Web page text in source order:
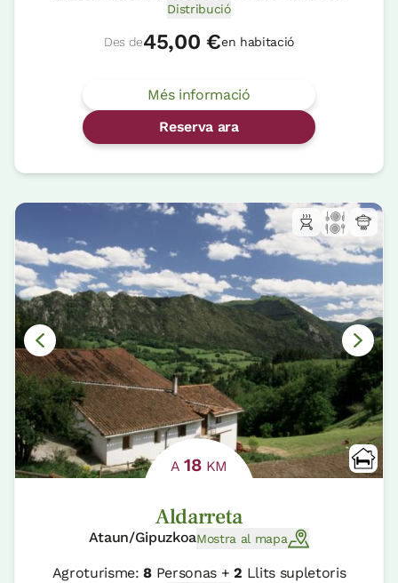
Distribució
Des de45,00 €en habitació
Més informació
Reserva ara
A18KM
Aldarreta
Ataun/GipuzkoaMostra al mapa
Agroturisme:8 Personas +2 Llits supletoris